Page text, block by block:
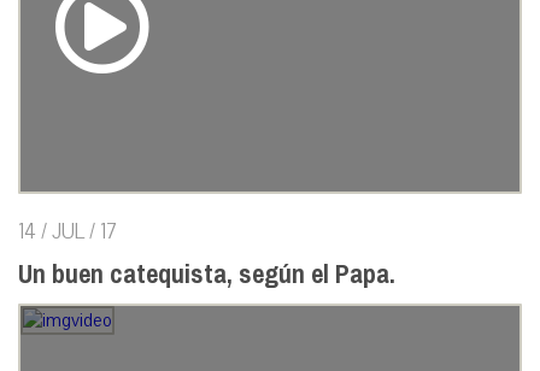
14 / JUL / 17
Un buen catequista, según el Papa.